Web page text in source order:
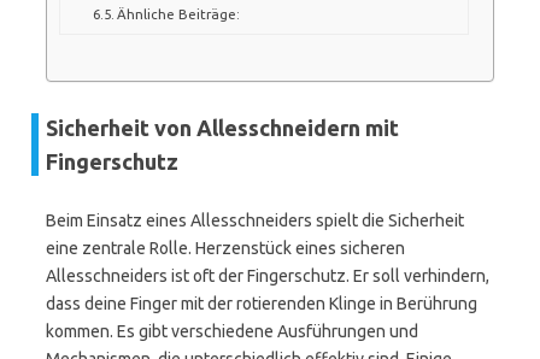
Ähnliche Beiträge:
Sicherheit von Allesschneidern mit
Fingerschutz
Beim Einsatz eines Allesschneiders spielt die Sicherheit
eine zentrale Rolle. Herzenstück eines sicheren
Allesschneiders ist oft der Fingerschutz. Er soll verhindern,
dass deine Finger mit der rotierenden Klinge in Berührung
kommen. Es gibt verschiedene Ausführungen und